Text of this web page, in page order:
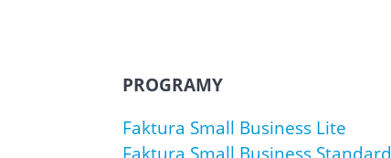
PROGRAMY
Faktura Small Business Lite
Faktura Small Business Standard